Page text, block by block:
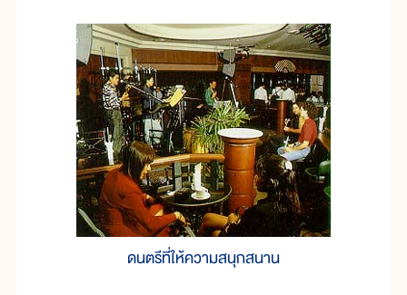
ดนตรีที่ให้ความสนุกสนาน